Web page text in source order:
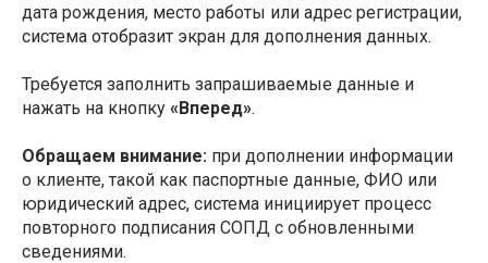
дата рождения, место работы или адрес регистрации,
система отобразит экран для дополнения данных.
Требуется заполнить запрашиваемые данные и
нажать на кнопку «Вперед».
Обращаем внимание: при дополнении информации
о клиенте, такой как паспортные данные, ФИО или
юридический адрес, система инициирует процесс
повторного подписания СОПД с обновленными
сведениями.